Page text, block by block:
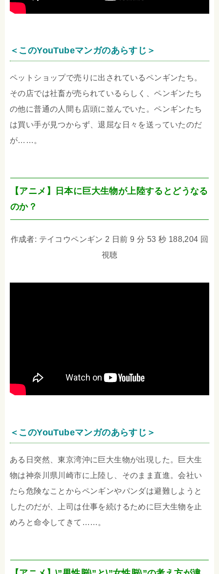
＜このYouTubeマンガのあらすじ＞
ペットショップで売りに出されているペンギンたち。
その店では社畜が売られているらしく、ペンギンたち
の他に普通の人間も店頭に並んでいた。ペンギンたち
は買い手が見つからず、退屈な日々を送っていたのだ
が……。
【アニメ】日本に巨大生物が上陸するとどうなる
のか？
作成者: テイコウペンギン 2 日前 9 分 53 秒 188,204 回
視聴
＜このYouTubeマンガのあらすじ＞
ある日突然、東京湾沖に巨大生物が出現した。巨大生
物は神奈川県川崎市に上陸し、そのまま直進。会社い
たら危険なことからペンギンやパンダは避難しようと
したのだが、上司は仕事を続けるために巨大生物を止
めろと命令してきて……。